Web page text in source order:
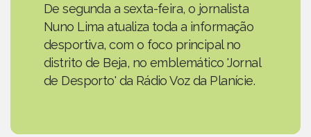
De segunda a sexta-feira, o jornalista
Nuno Lima atualiza toda a informação
desportiva, com o foco principal no
distrito de Beja, no emblemático 'Jornal
de Desporto' da Rádio Voz da Planície.